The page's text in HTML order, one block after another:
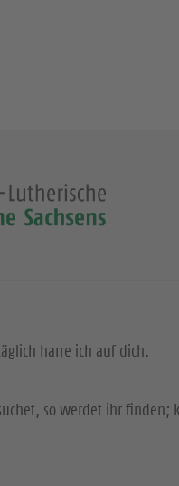
harre ich auf dich.
so werdet ihr finden;